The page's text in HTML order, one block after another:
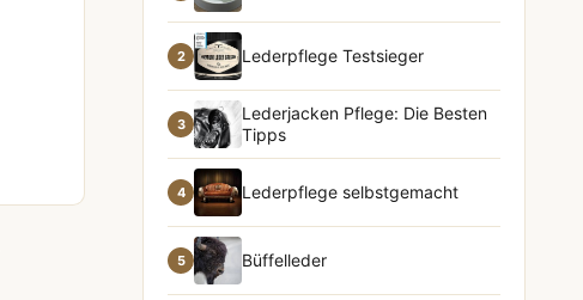
2 Lederpflege Testsieger
3
Lederjacken Pflege: Die Besten
Tipps
4 Lederpflege selbstgemacht
5 Büffelleder